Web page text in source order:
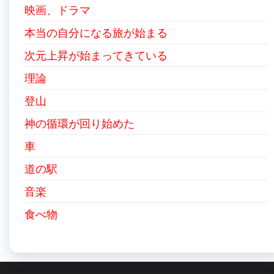
映画、ドラマ
本当の自分になる旅が始まる
次元上昇が始まってきている
理論
登山
神の循環が回り始めた
車
道の駅
音楽
食べ物